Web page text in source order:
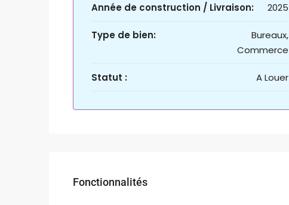
Année de construction / Livraison: 2025
Type de bien:
Bureaux,
Commerce
Statut : A Louer
Fonctionnalités